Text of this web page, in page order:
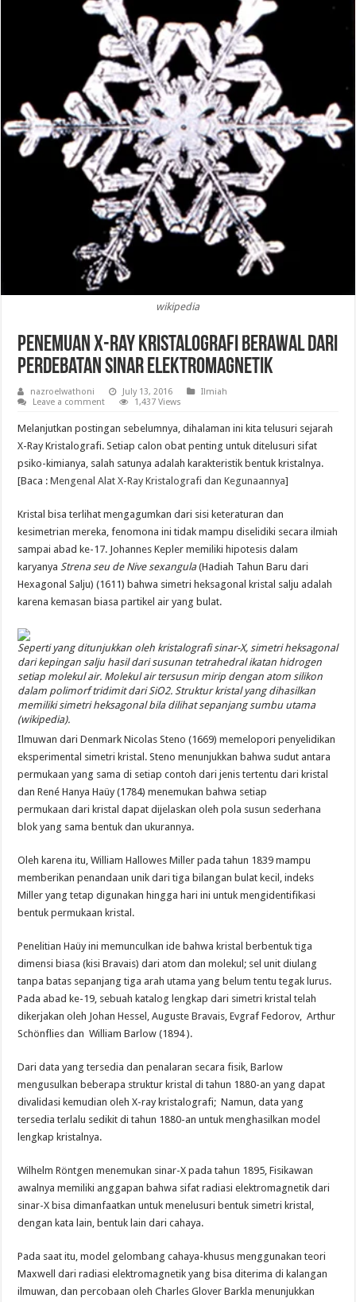
wikipedia
Penemuan X-Ray Kristalografi Berawal dari
Perdebatan Sinar Elektromagnetik
nazroelwathoni July 13, 2016
Ilmiah
Leave a comment
1,437 Views
Melanjutkan postingan sebelumnya, dihalaman ini kita telusuri sejarah
X-Ray Kristalografi. Setiap calon obat penting untuk ditelusuri sifat
psiko-kimianya, salah satunya adalah karakteristik bentuk kristalnya.
[Baca :Mengenal Alat X-Ray Kristalografi dan Kegunaannya]
Kristal bisa terlihat mengagumkan dari sisi keteraturan dan
kesimetrian mereka, fenomona ini tidak mampu diselidiki secara ilmiah
sampai abad ke-17. Johannes Kepler memiliki hipotesis dalam
karyanyaStrena seu de Nive sexangula(Hadiah Tahun Baru dari
Hexagonal Salju) (1611) bahwa simetri heksagonal kristal salju adalah
karena kemasan biasa partikel air yang bulat.
Seperti yang ditunjukkan oleh kristalografi sinar-X, simetri heksagonal
dari kepingan salju hasil dari susunan tetrahedral ikatan hidrogen
setiap molekul air. Molekul air tersusun mirip dengan atom silikon
dalam polimorf tridimit dari SiO2. Struktur kristal yang dihasilkan
memiliki simetri heksagonal bila dilihat sepanjang sumbu utama
(wikipedia).
Ilmuwan dari Denmark Nicolas Steno (1669) memelopori penyelidikan
eksperimental simetri kristal. Steno menunjukkan bahwa sudut antara
permukaan yang sama di setiap contoh dari jenis tertentu dari kristal
dan René Hanya Haüy (1784) menemukan bahwa setiap
permukaan dari kristal dapat dijelaskan oleh pola susun sederhana
blok yang sama bentuk dan ukurannya.
Oleh karena itu, William Hallowes Miller pada tahun 1839 mampu
memberikan penandaan unik dari tiga bilangan bulat kecil, indeks
Miller yang tetap digunakan hingga hari ini untuk mengidentifikasi
bentuk permukaan kristal.
Penelitian Haüy ini memunculkan ide bahwa kristal berbentuk tiga
dimensi biasa (kisi Bravais) dari atom dan molekul; sel unit diulang
tanpa batas sepanjang tiga arah utama yang belum tentu tegak lurus.
Pada abad ke-19, sebuah katalog lengkap dari simetri kristal telah
dikerjakan oleh Johan Hessel, Auguste Bravais, Evgraf Fedorov, Arthur
Schönflies dan William Barlow (1894 ).
Dari data yang tersedia dan penalaran secara fisik, Barlow
mengusulkan beberapa struktur kristal di tahun 1880-an yang dapat
divalidasi kemudian oleh X-ray kristalografi; Namun, data yang
tersedia terlalu sedikit di tahun 1880-an untuk menghasilkan model
lengkap kristalnya.
Wilhelm Röntgen menemukan sinar-X pada tahun 1895, Fisikawan
awalnya memiliki anggapan bahwa sifat radiasi elektromagnetik dari
sinar-X bisa dimanfaatkan untuk menelusuri bentuk simetri kristal,
dengan kata lain, bentuk lain dari cahaya.
Pada saat itu, model gelombang cahaya-khusus menggunakan teori
Maxwell dari radiasi elektromagnetik yang bisa diterima di kalangan
ilmuwan, dan percobaan oleh Charles Glover Barkla menunjukkan